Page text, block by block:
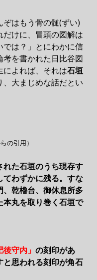
はもう骨の髄(ずい)
だけに、冒頭の図解は
では？」とにわかに信
考を書かれた日比谷図
よれば、それは石垣
大まじめな話だとい
の引用）
れた石垣のうち現存す
てわずかに残る。すな
乾櫓台、御休息所多
丸を取り巻く石垣で
後守内」 の刻印があ
と思われる刻印が角石